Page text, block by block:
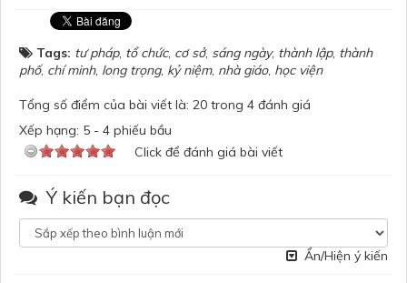
Tags: tư pháp, tổ chức, cơ sở, sáng ngày, thành lập, thành
phố, chí minh, long trọng, kỷ niệm, nhà giáo, học viện
Tổng số điểm của bài viết là: 20 trong 4 đánh giá
Xếp hạng: 5 - 4 phiếu bầu
Click để đánh giá bài viết
Ý kiến bạn đọc
Ẩn/Hiện ý kiến